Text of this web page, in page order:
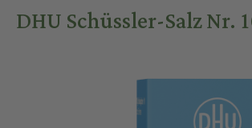
DHU Schüssler-Salz